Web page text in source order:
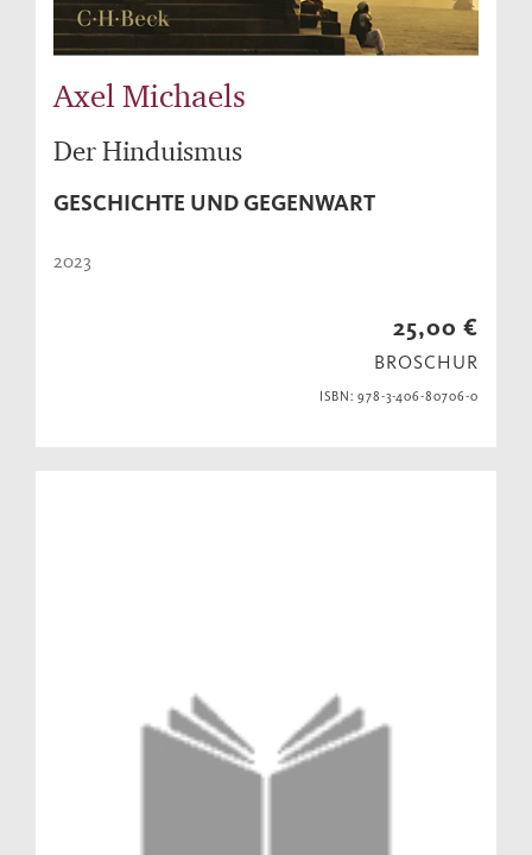
Axel Michaels
Der Hinduismus
GESCHICHTE UND GEGENWART
2023
25,00 €
BROSCHUR
ISBN: 978-3-406-80706-0